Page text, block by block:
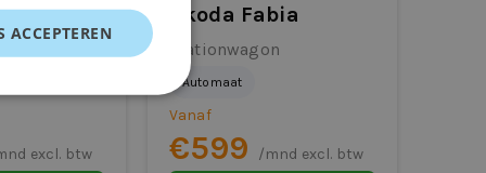
excl. btw
Škoda Fabia
Stationwagon
Automaat
Vanaf
€599 /mnd excl. btw
ACCEPTEREN